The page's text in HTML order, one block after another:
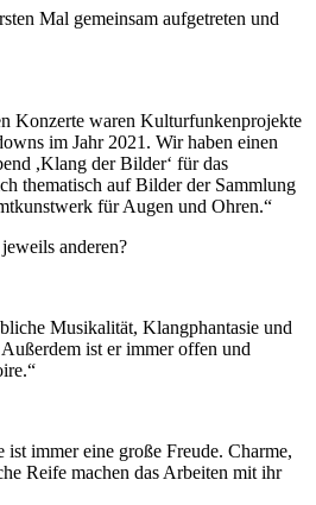
Mal gemeinsam aufgetreten und
Konzerte waren Kulturfunkenprojekte
im Jahr 2021. Wir haben einen
,Klang der Bilder‘ für das
thematisch auf Bilder der Sammlung
für Augen und Ohren.“
anderen?
Musikalität, Klangphantasie und
ist er immer offen und
ist immer eine große Freude. Charme,
Reife machen das Arbeiten mit ihr